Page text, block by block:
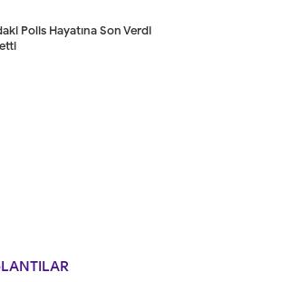
Polis Hayatına Son Verdi